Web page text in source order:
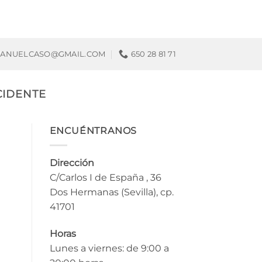
650 28 81 71
ENCUÉNTRANOS
Dirección
C/Carlos I de España , 36
Dos Hermanas (Sevilla), cp.
41701
Horas
Lunes a viernes: de 9:00 a